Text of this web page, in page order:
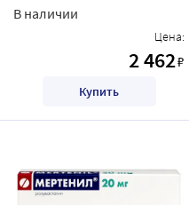
В наличии
Цена:
2 462₽
Купить